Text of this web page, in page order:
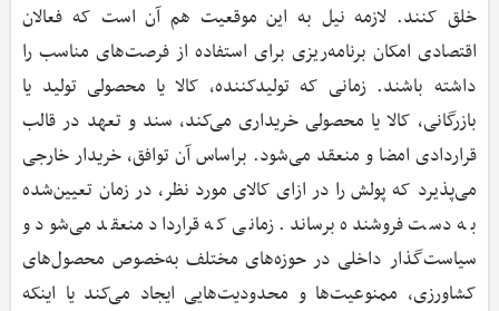
خلق کنند. لازمه نیل به این موقعیت هم آن است که فعالان
اقتصادی امکان برنامه‌ریزی برای استفاده از فرصت‌های مناسب را
داشته باشند. زمانی که تولیدکننده، کالا یا محصولی تولید یا
بازرگانی، کالا یا محصولی خریداری می‌کند، سند و تعهد در قالب
قراردادی امضا و منعقد می‌شود. براساس آن توافق، خریدار خارجی
می‌پذیرد که پولش را در ازای کالای مورد نظر، در زمان تعیین‌شده
به دست فروشنده برساند. زمانی که قرارداد منعقد می‌شود و
سیاست‌گذار داخلی در حوزه‌های مختلف به‌خصوص محصول‌های
کشاورزی، ممنوعیت‌ها و محدودیت‌هایی ایجاد می‌کند یا اینکه